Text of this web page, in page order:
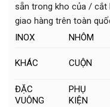
sẵn trong kho của / cắt
giao hàng trên toàn
INOX
NHÔM
KHÁC CUỘN
ĐẶC
VUÔNG
PHỤ
KIỆN